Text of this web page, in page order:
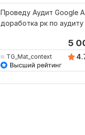
Проведу Аудит Google
доработка рк по аудиту
5
TG_Mat_context